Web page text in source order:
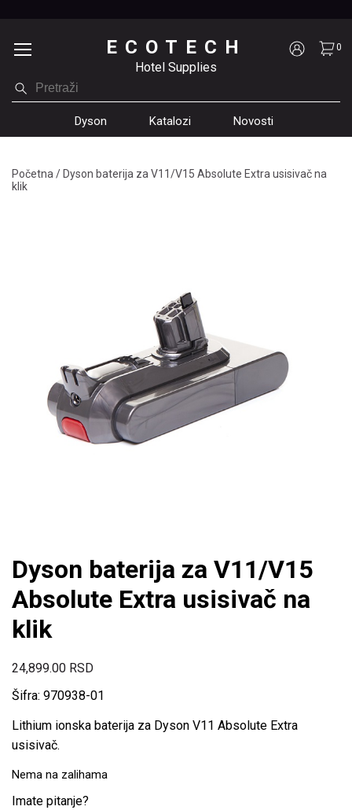
Dyson Katalozi Novosti
ECOTECH
Hotel Supplies
0
Početna /Dyson baterija za V11/V15 Absolute Extra usisivač na
klik
Dyson baterija za V11/V15
Absolute Extra usisivač na
klik
24,899.00 RSD
Šifra: 970938-01
Lithium ionska baterija za Dyson V11 Absolute Extra
usisivač.
Nema na zalihama
Imate pitanje?